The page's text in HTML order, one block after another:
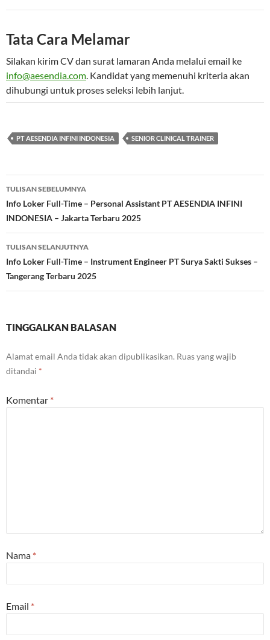
Tata Cara Melamar
Silakan kirim CV dan surat lamaran Anda melalui email ke
info@aesendia.com. Kandidat yang memenuhi kriteria akan
dihubungi untuk proses seleksi lebih lanjut.
PT AESENDIA INFINI INDONESIA SENIOR CLINICAL TRAINER
Navigasi
Tulisan
TULISAN SEBELUMNYA
Info Loker Full-Time – Personal Assistant PT AESENDIA INFINI
INDONESIA – Jakarta Terbaru 2025
TULISAN SELANJUTNYA
Info Loker Full-Time – Instrument Engineer PT Surya Sakti Sukses –
Tangerang Terbaru 2025
TINGGALKAN BALASAN
Alamat email Anda tidak akan dipublikasikan. Ruas yang wajib
ditandai *
Komentar *
Nama *
Email *